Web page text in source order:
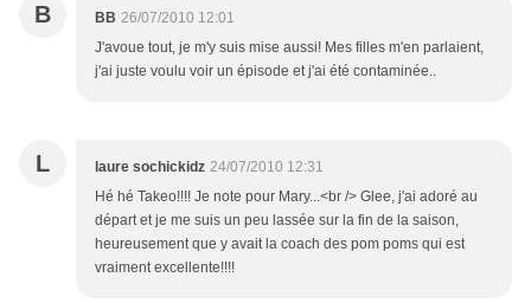
B BB 26/07/2010 12:01
J'avoue tout, je m'y suis mise aussi! Mes filles m'en parlaient,
j'ai juste voulu voir un épisode et j'ai été contaminée..
L laure sochickidz 24/07/2010 12:31
Hé hé Takeo!!!! Je note pour Mary...<br /> Glee, j'ai adoré au
départ et je me suis un peu lassée sur la fin de la saison,
heureusement que y avait la coach des pom poms qui est
vraiment excellente!!!!